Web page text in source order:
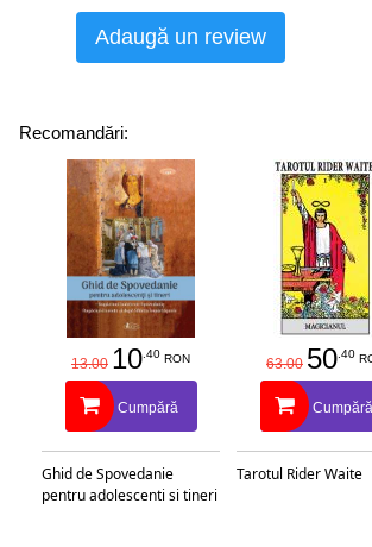
Adaugă un review
Recomandări:
13.00 10.40 RON
Cumpără
Ghid de Spovedanie
pentru adolescenti si tineri
63.00 50.40
Cumpără
Tarotul Rider Waite